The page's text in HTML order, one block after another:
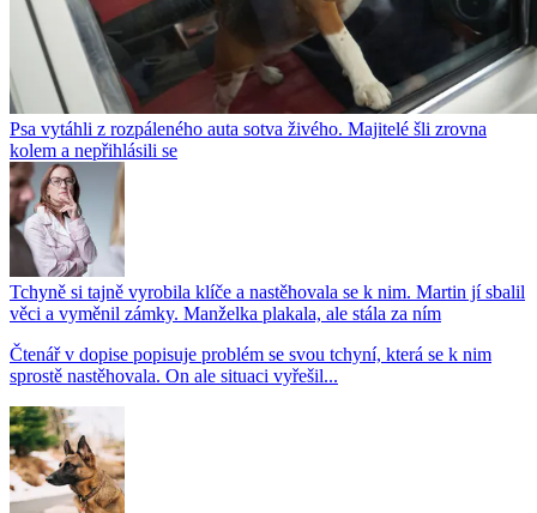
Psa vytáhli z rozpáleného auta sotva živého. Majitelé šli zrovna
kolem a nepřihlásili se
Tchyně si tajně vyrobila klíče a nastěhovala se k nim. Martin jí sbalil
věci a vyměnil zámky. Manželka plakala, ale stála za ním
Čtenář v dopise popisuje problém se svou tchyní, která se k nim
sprostě nastěhovala. On ale situaci vyřešil...